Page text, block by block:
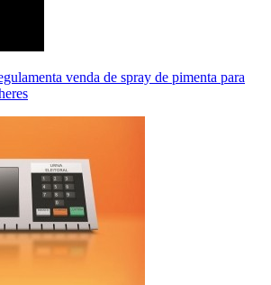
venda de spray de pimenta para